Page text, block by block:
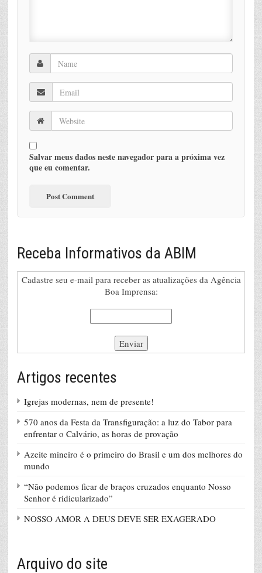
Salvar meus dados neste navegador para a próxima vez
que eu comentar.
Receba Informativos da ABIM
Cadastre seu e-mail para receber as atualizações da Agência
Boa Imprensa:
Artigos recentes
Igrejas modernas, nem de presente!
570 anos da Festa da Transfiguração: a luz do Tabor para
enfrentar o Calvário, as horas de provação
Azeite mineiro é o primeiro do Brasil e um dos melhores do
mundo
“Não podemos ficar de braços cruzados enquanto Nosso
Senhor é ridicularizado”
NOSSO AMOR A DEUS DEVE SER EXAGERADO
Arquivo do site